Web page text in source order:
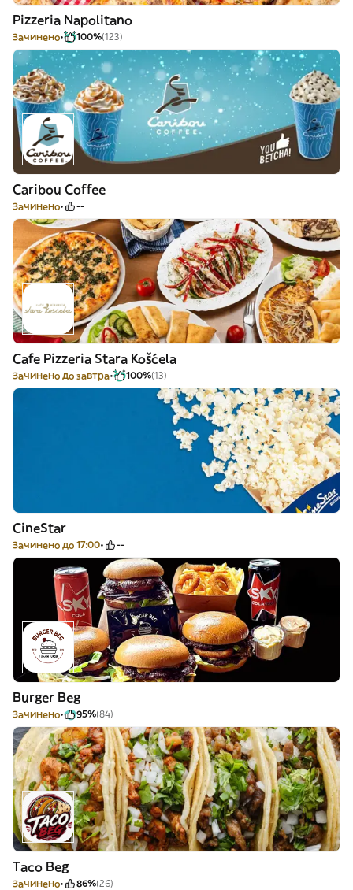
Pizzeria Napolitano
Зачинено 100%(123)
Caribou Coffee
Зачинено --
Cafe Pizzeria Stara Košćela
Зачинено до завтра 100%(13)
CineStar
Зачинено до 17:00 --
Burger Beg
Зачинено 95%(84)
Taco Beg
Зачинено 86%(26)